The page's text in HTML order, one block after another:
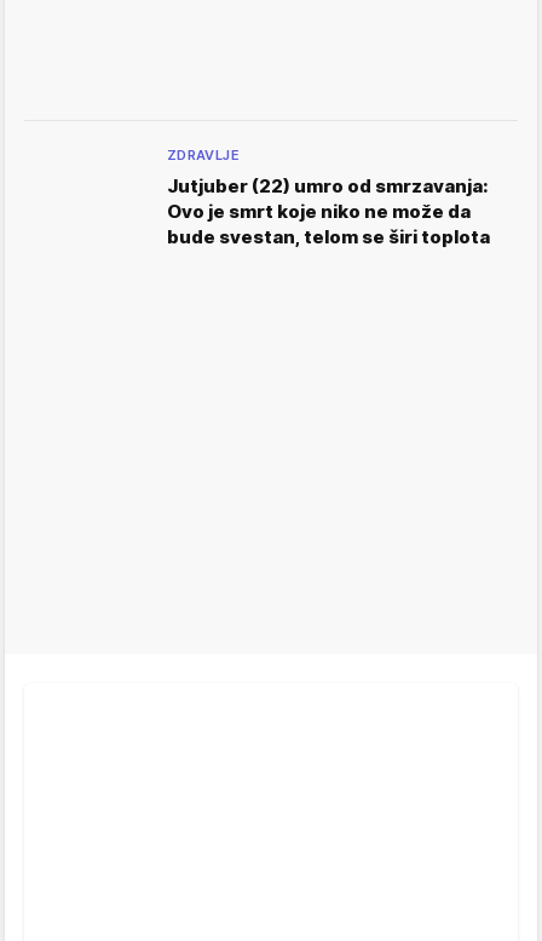
ZDRAVLJE
Jutjuber (22) umro od smrzavanja:
Ovo je smrt koje niko ne može da
bude svestan, telom se širi toplota